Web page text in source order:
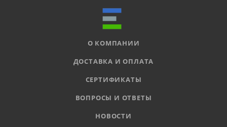
О КОМПАНИИ
ДОСТАВКА И ОПЛАТА
СЕРТИФИКАТЫ
ВОПРОСЫ И ОТВЕТЫ
НОВОСТИ